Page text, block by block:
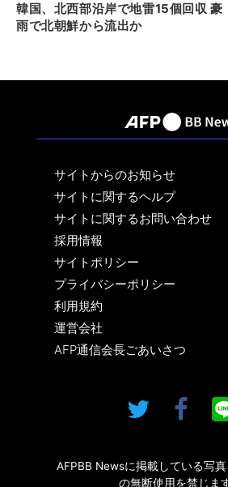
韓国、北西部沿岸で地雷15個回収 豪
雨で北朝鮮から流出か
サイトからのお知らせ
サイトに関するヘルプ
サイトに関するお問い合わせ
採用情報
サイトポリシー
プライバシーポリシー
利用規約
運営会社
AFP通信会長ごあいさつ
AFPBB Newsに掲載している写
の無断使用を禁じま